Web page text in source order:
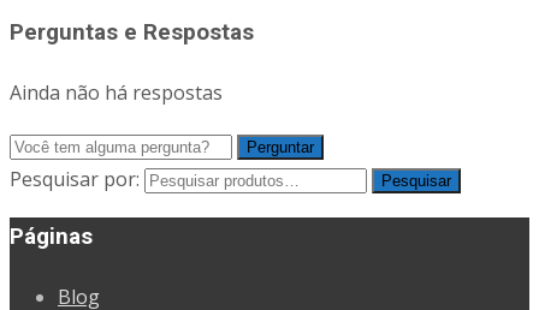
Perguntas e Respostas
Ainda não há respostas
Pesquisar por: Pesquisar
Páginas
Blog